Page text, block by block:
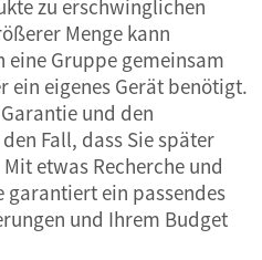
zu erschwinglichen
Menge kann
eine Gruppe gemeinsam
ein eigenes Gerät benötigt.
und den
Fall, dass Sie später
etwas Recherche und
garantiert ein passendes
und Ihrem Budget